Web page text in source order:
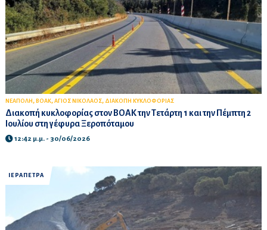
ΝΕΑΠΟΛΗ , ΒΟΑΚ, ΑΓΙΟΣ ΝΙΚΟΛΑΟΣ, ΔΙΑΚΟΠΗ ΚΥΚΛΟΦΟΡΙΑΣ
Διακοπή κυκλοφορίας στον ΒΟΑΚ την Τετάρτη 1 και την Πέμπτη 2
Ιουλίου στη γέφυρα Ξεροπόταμου
12:42 μ.μ. - 30/06/2026
ΙΕΡΑΠΕΤΡΑ